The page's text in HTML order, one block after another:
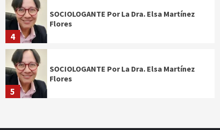
4
SOCIOLOGANTE Por La Dra. Elsa Martínez
Flores
5
SOCIOLOGANTE Por La Dra. Elsa Martínez
Flores